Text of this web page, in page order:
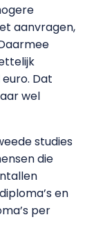
aanvragen,
Dat
wel
studies
die
en
per